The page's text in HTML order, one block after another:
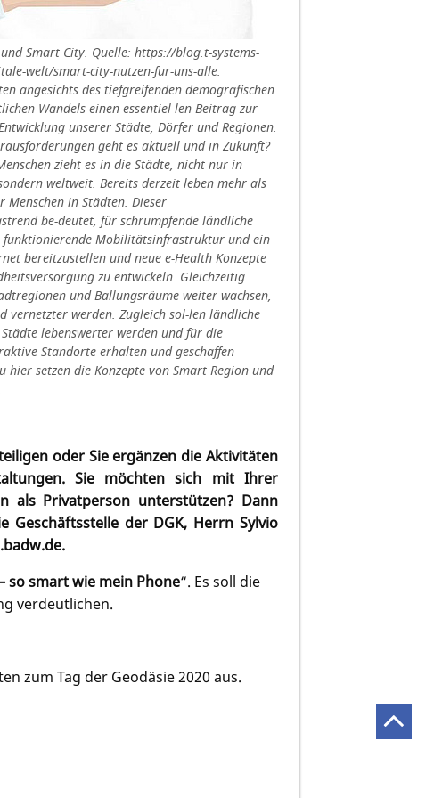
Smart City. Quelle: https://blog.t-systems-
welt/smart-city-nutzen-fur-uns-alle.
angesichts des tiefgreifenden demografischen
Wandels einen essentiel-len Beitrag zur
unserer Städte, Dörfer und Regionen.
geht es aktuell und in Zukunft?
zieht es in die Städte, nicht nur in
weltweit. Bereits derzeit leben mehr als
Menschen in Städten. Dieser
be-deutet, für schrumpfende ländliche
funktionierende Mobilitätsinfrastruktur und ein
bereitzustellen und neue e-Health Konzepte
zu entwickeln. Gleichzeitig
und Ballungsräume weiter wachsen,
vernetzter werden. Zugleich sol-len ländliche
lebenswerter werden und für die
Standorte erhalten und geschaffen
hier setzen die Konzepte von Smart Region und
oder Sie ergänzen die Aktivitäten
Sie möchten sich mit Ihrer
als Privatperson unterstützen? Dann
Geschäftsstelle der DGK, Herrn Sylvio
so smart wie mein Phone“. Es soll die
verdeutlichen.
zum Tag der Geodäsie 2020 aus.